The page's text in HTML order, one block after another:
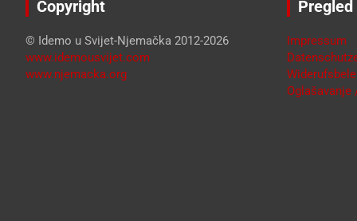
Copyright
© Idemo u Svijet-Njemačka 2012-2026
www.idemousvijet.com
www.njemacka.org
Pregled
Impressum